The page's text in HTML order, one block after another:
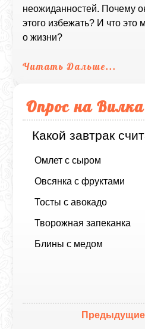
неожиданностей. Почему
этого избежать? И что это
о жизни?
Читать Дальше...
Опрос на Вилка
Какой завтрак
Омлет с сыром
Овсянка с фруктами
Тосты с авокадо
Творожная запеканка
Блины с медом